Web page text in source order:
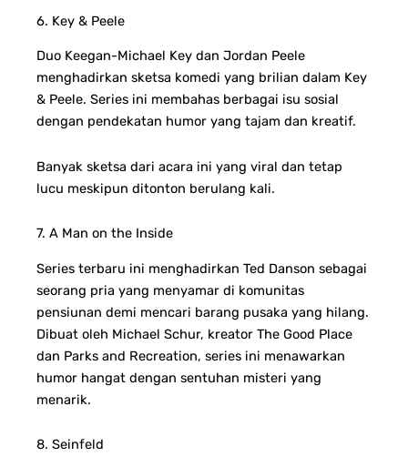
6. Key & Peele
Duo Keegan-Michael Key dan Jordan Peele
menghadirkan sketsa komedi yang brilian dalam Key
& Peele. Series ini membahas berbagai isu sosial
dengan pendekatan humor yang tajam dan kreatif.
Banyak sketsa dari acara ini yang viral dan tetap
lucu meskipun ditonton berulang kali.
7. A Man on the Inside
Series terbaru ini menghadirkan Ted Danson sebagai
seorang pria yang menyamar di komunitas
pensiunan demi mencari barang pusaka yang hilang.
Dibuat oleh Michael Schur, kreator The Good Place
dan Parks and Recreation, series ini menawarkan
humor hangat dengan sentuhan misteri yang
menarik.
8. Seinfeld